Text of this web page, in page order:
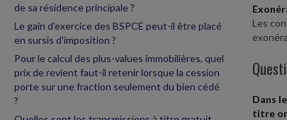
de sa résidence principale ?
Le gain d'exercice des BSPCE peut-il être placé
en sursis d'imposition ?
Pour le calcul des plus-values immobilières, quel
prix de revient faut-il retenir lorsque la cession
porte sur une fraction seulement du bien cédé
?
Les
Dans
titre